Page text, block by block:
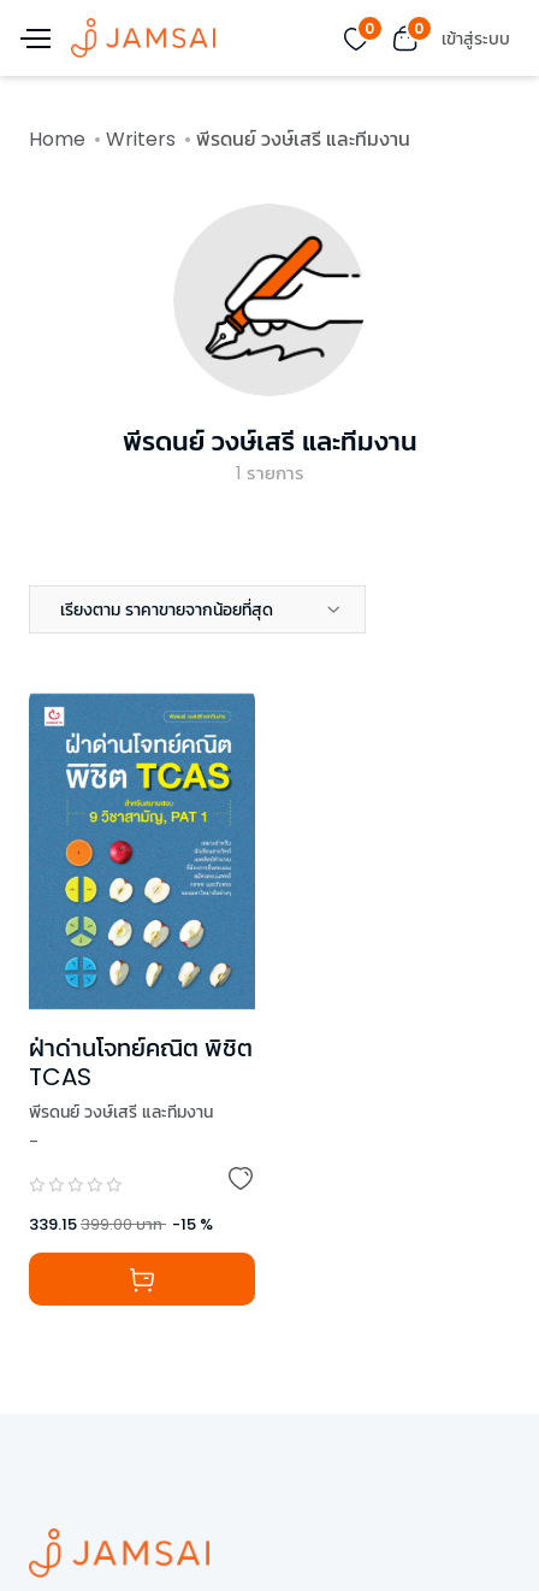
0 0 เข้าสู่ระบบ
Home Writers พีรดนย์ วงษ์เสรี และทีมงาน
พีรดนย์ วงษ์เสรี และทีมงาน
1 รายการ
เรียงตาม ราคาขายจากน้อยที่สุด
ฝ่าด่านโจทย์คณิต พิชิต
TCAS
พีรดนย์ วงษ์เสรี และทีมงาน
-
339.15399.00บาท -15 %